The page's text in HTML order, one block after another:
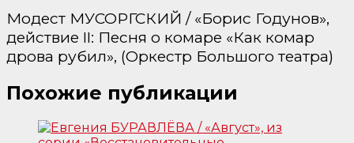
Модест МУСОРГСКИЙ / «Борис Годунов»,
действие II: Песня о комаре «Как комар
дрова рубил», (Оркестр Большого театра)
Похожие публикации